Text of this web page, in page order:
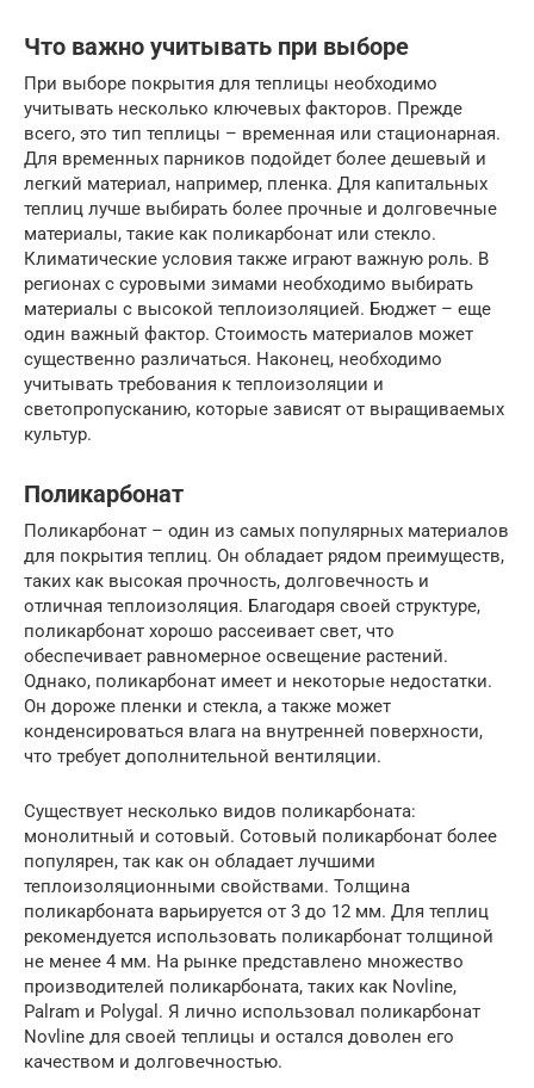
Что важно учитывать при выборе
При выборе покрытия для теплицы необходимо
учитывать несколько ключевых факторов. Прежде
всего, это тип теплицы – временная или стационарная.
Для временных парников подойдет более дешевый и
легкий материал, например, пленка. Для капитальных
теплиц лучше выбирать более прочные и долговечные
материалы, такие как поликарбонат или стекло.
Климатические условия также играют важную роль. В
регионах с суровыми зимами необходимо выбирать
материалы с высокой теплоизоляцией. Бюджет – еще
один важный фактор. Стоимость материалов может
существенно различаться. Наконец, необходимо
учитывать требования к теплоизоляции и
светопропусканию, которые зависят от выращиваемых
культур.
Поликарбонат
Поликарбонат – один из самых популярных материалов
для покрытия теплиц. Он обладает рядом преимуществ,
таких как высокая прочность, долговечность и
отличная теплоизоляция. Благодаря своей структуре,
поликарбонат хорошо рассеивает свет, что
обеспечивает равномерное освещение растений.
Однако, поликарбонат имеет и некоторые недостатки.
Он дороже пленки и стекла, а также может
конденсироваться влага на внутренней поверхности,
что требует дополнительной вентиляции.
Существует несколько видов поликарбоната:
монолитный и сотовый. Сотовый поликарбонат более
популярен, так как он обладает лучшими
теплоизоляционными свойствами. Толщина
поликарбоната варьируется от 3 до 12 мм. Для теплиц
рекомендуется использовать поликарбонат толщиной
не менее 4 мм. На рынке представлено множество
производителей поликарбоната, таких как Novline,
Palram и Polygal. Я лично использовал поликарбонат
Novline для своей теплицы и остался доволен его
качеством и долговечностью.